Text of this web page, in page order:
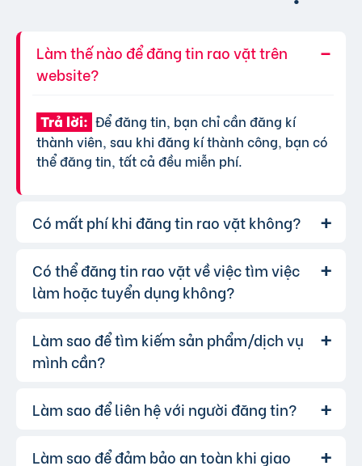
Làm thế nào để đăng tin rao vặt trên
website?
Trả lời: Để đăng tin, bạn chỉ cần đăng kí
thành viên, sau khi đăng kí thành công, bạn có
thể đăng tin, tất cả đều miễn phí.
Có mất phí khi đăng tin rao vặt không?
Trả lời: Chúng tôi cung cấp gói đăng tin miễn
phí cơ bản cho tất cả người dùng. Tuy nhiên, để
thị, bạn có thể lựa chọn các gói dịch vụ nâng
cấp với chi phí hợp lý, xem thêmphí dịch vụ tin
VIP.
Có thể đăng tin rao vặt về việc tìm việc
làm hoặc tuyển dụng không?
Trả lời: Hoàn toàn có thể. Website của chúng
tôi hỗ trợ đăng tin tuyển dụng và tìm việc làm.
đủ thông tin.
Làm sao để tìm kiếm sản phẩm/dịch vụ
mình cần?
Trả lời: Bạn có thể sử dụng công cụ tìm kiếm
phẩm/dịch vụ bạn muốn tìm. Để lọc kết quả
Làm sao để liên hệ với người đăng tin?
Trả lời: Khi bạn tìm thấy tin rao vặt phù hợp,
Làm sao để đảm bảo an toàn khi giao